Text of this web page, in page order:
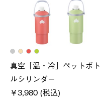
真空「温・冷」ペットボト
ルシリンダー
￥3,980 (税込)